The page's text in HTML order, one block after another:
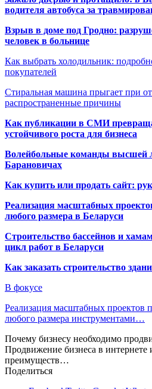
водителя автобуса за
Взрыв в доме под Гродно:
человек в больнице
Как выбрать холодильник:
покупателей
Стиральная машина прыгает при
распространенные причины
Как публикации в СМИ
устойчивого роста для бизнеса
Волейбольные команды высшей
Барановичах
Как купить или продать сайт:
Реализация масштабных
любого размера в Беларуси
Строительство бассейнов и
цикл работ в Беларуси
Как заказать строительство
В фокусе
Реализация масштабных проектов
любого размера инструментами…
Почему бизнесу необходимо
Продвижение бизнеса в интернете
преимуществ…
Поделиться